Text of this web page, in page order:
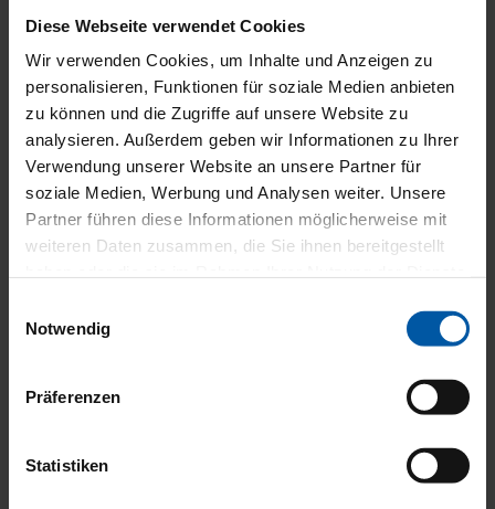
Diese Webseite verwendet Cookies
Wir verwenden Cookies, um Inhalte und Anzeigen zu
personalisieren, Funktionen für soziale Medien anbieten
zu können und die Zugriffe auf unsere Website zu
analysieren. Außerdem geben wir Informationen zu Ihrer
Verwendung unserer Website an unsere Partner für
soziale Medien, Werbung und Analysen weiter. Unsere
Partner führen diese Informationen möglicherweise mit
weiteren Daten zusammen, die Sie ihnen bereitgestellt
Notwendig
Präferenzen
Statistiken
UND